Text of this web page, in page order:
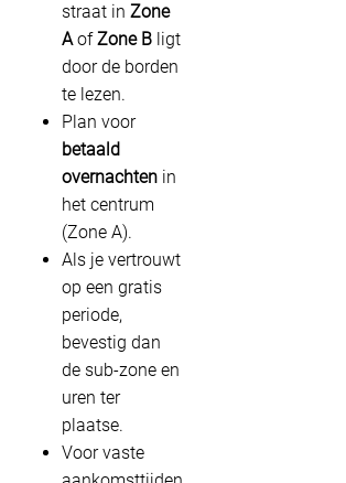
straat in Zone
AofZone B ligt
door de borden
te lezen.
Plan voor
betaald
overnachten in
het centrum
(Zone A).
Als je vertrouwt
op een gratis
periode,
bevestig dan
de sub-zone en
uren ter
plaatse.
Voor vaste